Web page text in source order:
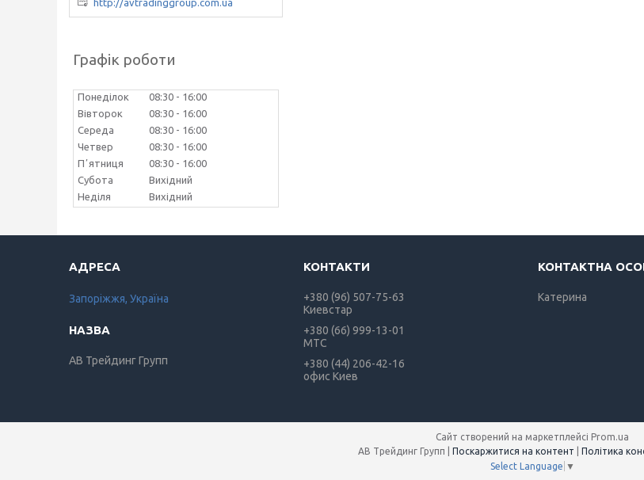
http://avtradinggroup.com.ua
Графік роботи
Понеділок 08:30
16:00
Вівторок
08:30
16:00
Середа
08:30
16:00
Четвер
08:30
16:00
Пʼятниця
08:30
16:00
Субота
Вихідний
Неділя
Вихідний
Запоріжжя, Україна
АВ Трейдинг Групп
+380 (96) 507-75-63
Киевстар
+380 (66) 999-13-01
МТС
+380 (44) 206-42-16
офис Киев
Катерина
Сайт створений на маркетплейсі Prom.ua
Поскаржитися на контент
Політика
Select Language ▼